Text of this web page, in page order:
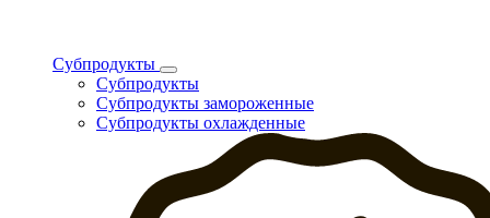
Субпродукты
Субпродукты
Субпродукты замороженные
Субпродукты охлажденные